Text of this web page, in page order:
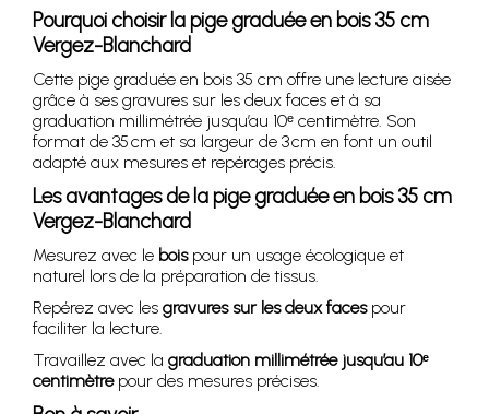
Pourquoi choisir la pige graduée en bois 35 cm
Vergez-Blanchard
Cette pige graduée en bois 35 cm offre une lecture aisée
grâce à ses gravures sur les deux faces et à sa
graduation millimétrée jusqu’au 10ᵉ centimètre. Son
format de 35 cm et sa largeur de 3 cm en font un outil
adapté aux mesures et repérages précis.
Les avantages de la pige graduée en bois 35 cm
Vergez-Blanchard
Mesurez avec le boispour un usage écologique et
naturel lors de la préparation de tissus.
Repérez avec les gravures sur les deux facespour
faciliter la lecture.
Travaillez avec la graduation millimétrée jusqu’au 10ᵉ
centimètrepour des mesures précises.